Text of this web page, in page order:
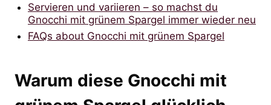
Servieren und variieren – so machst du
Gnocchi mit grünem Spargel immer wieder neu
FAQs about Gnocchi mit grünem Spargel
Warum diese Gnocchi mit